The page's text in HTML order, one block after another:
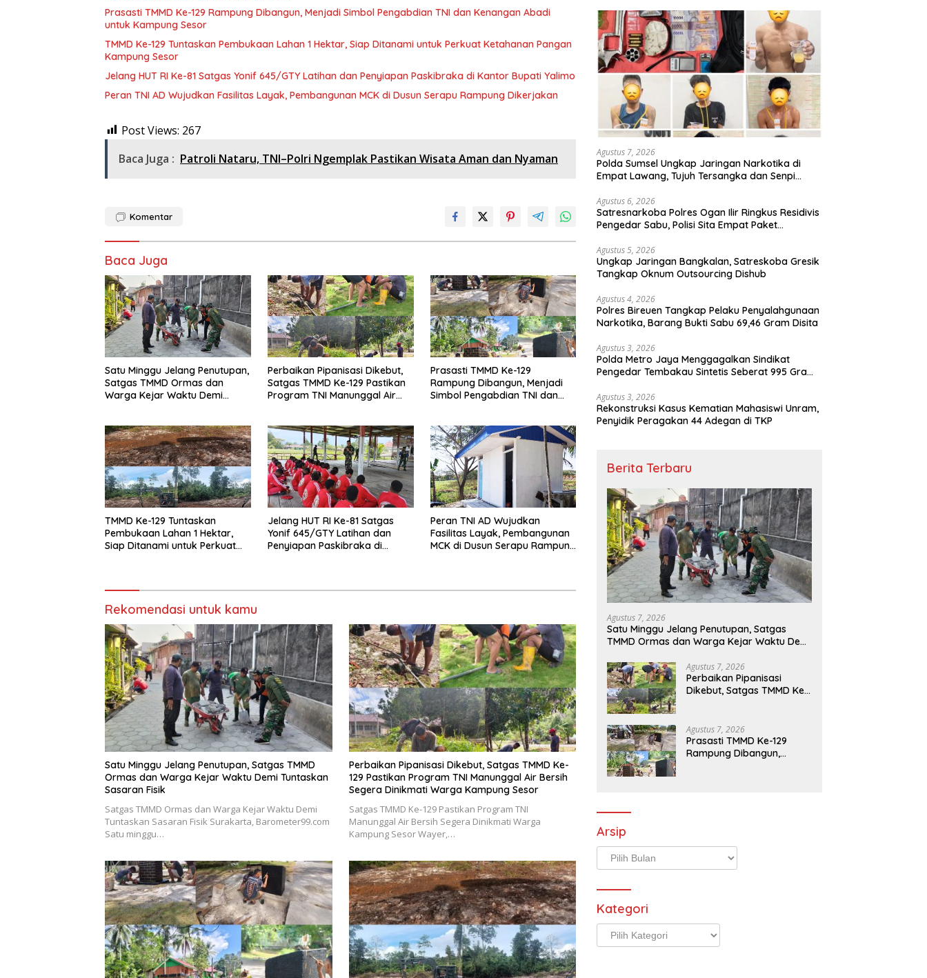
Prasasti TMMD Ke-129 Rampung Dibangun, Menjadi Simbol Pengabdian TNI dan Kenangan Abadi
untuk Kampung Sesor
TMMD Ke-129 Tuntaskan Pembukaan Lahan 1 Hektar, Siap Ditanami untuk Perkuat Ketahanan Pangan
Kampung Sesor
Jelang HUT RI Ke-81 Satgas Yonif 645/GTY Latihan dan Penyiapan Paskibraka di Kantor Bupati Yalimo
Peran TNI AD Wujudkan Fasilitas Layak, Pembangunan MCK di Dusun Serapu Rampung Dikerjakan
Post Views: 267
Baca Juga : Patroli Nataru, TNI–Polri Ngemplak Pastikan Wisata Aman dan Nyaman
Komentar
Baca Juga
Satu Minggu Jelang Penutupan,
Satgas TMMD Ormas dan
Warga Kejar Waktu Demi
Perbaikan Pipanisasi Dikebut,
Satgas TMMD Ke-129 Pastikan
Program TNI Manunggal Air
Prasasti TMMD Ke-129
Rampung Dibangun, Menjadi
Simbol Pengabdian TNI dan
TMMD Ke-129 Tuntaskan
Pembukaan Lahan 1 Hektar,
Siap Ditanami untuk Perkuat
Jelang HUT RI Ke-81 Satgas
Yonif 645/GTY Latihan dan
Penyiapan Paskibraka di
Peran TNI AD Wujudkan
Fasilitas Layak, Pembangunan
MCK di Dusun Serapu Rampung
Rekomendasi untuk kamu
Satu Minggu Jelang Penutupan, Satgas TMMD
Ormas dan Warga Kejar Waktu Demi Tuntaskan
Sasaran Fisik
Satgas TMMD Ormas dan Warga Kejar Waktu Demi
Tuntaskan Sasaran Fisik Surakarta, Barometer99.com
Satu minggu…
Perbaikan Pipanisasi Dikebut, Satgas TMMD Ke-
129 Pastikan Program TNI Manunggal Air Bersih
Segera Dinikmati Warga Kampung Sesor
Satgas TMMD Ke-129 Pastikan Program TNI
Manunggal Air Bersih Segera Dinikmati Warga
Kampung Sesor Wayer,…
Agustus 7, 2026
Polda Sumsel Ungkap Jaringan Narkotika di
Empat Lawang, Tujuh Tersangka dan Senpi
Agustus 6, 2026
Satresnarkoba Polres Ogan Ilir Ringkus Residivis
Pengedar Sabu, Polisi Sita Empat Paket
Agustus 5, 2026
Ungkap Jaringan Bangkalan, Satreskoba Gresik
Tangkap Oknum Outsourcing Dishub
Agustus 4, 2026
Polres Bireuen Tangkap Pelaku Penyalahgunaan
Narkotika, Barang Bukti Sabu 69,46 Gram Disita
Agustus 3, 2026
Polda Metro Jaya Menggagalkan Sindikat
Pengedar Tembakau Sintetis Seberat 995 Gram
Melalui Media Sosial
Agustus 3, 2026
Rekonstruksi Kasus Kematian Mahasiswi Unram,
Penyidik Peragakan 44 Adegan di TKP
Berita Terbaru
Agustus 7, 2026
Satu Minggu Jelang Penutupan, Satgas
TMMD Ormas dan Warga Kejar Waktu Demi
Agustus 7, 2026
Perbaikan Pipanisasi
Dikebut, Satgas TMMD Ke-
Segera Dinikmati Warga
Kampung Sesor
Agustus 7, 2026
Prasasti TMMD Ke-129
Rampung Dibangun,
Arsip
Arsip
Kategori
Kategori